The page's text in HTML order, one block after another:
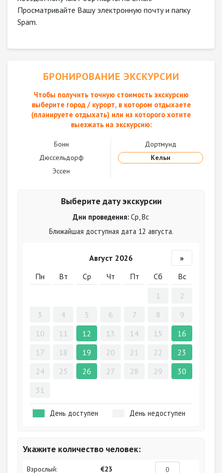
Просматривайте Вашу электронную почту и папку
Spam.
БРОНИРОВАНИЕ ЭКСКУРСИИ
Чтобы получить точную стоимость экскурсию
выберите город / курорт, в котором отдыхаете
(планируете отдыхать) или из которого хотите
выезжать на экскурсию:
Бонн
Дортмунд
Дюссельдорф
Кельн
Эссен
Выберите дату экскурсии
Дни проведения: Ср, Вс
Ближайшая доступная дата 12 августа.
Август 2026
»
Пн
Вт Ср Чт Пт Сб
Вс
1
2
3
4 5 6 7 8
9
10
11 12 13 14 15
16
17
18 19 20 21 22
23
24
25 26 27 28 29
30
31
День доступен День недоступен
Укажите количество человек:
Взрослый: €23